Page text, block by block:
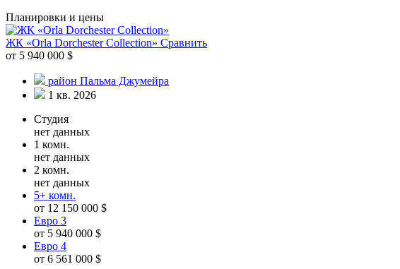
Планировки и цены
ЖК «Orla Dorchester Collection» Сравнить
от 5 940 000 $
район Пальма Джумейра
1 кв. 2026
Студия
нет данных
1 комн.
нет данных
2 комн.
нет данных
5+ комн.
от 12 150 000 $
Евро 3
от 5 940 000 $
Евро 4
от 6 561 000 $